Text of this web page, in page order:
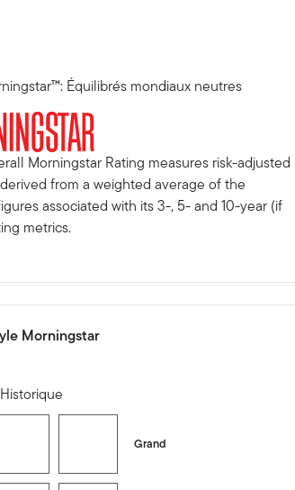
Équilibrés mondiaux neutres
Morningstar Rating measures risk-adjusted
from a weighted average of the
associated with its 3-, 5- and 10-year (if
metrics.
Morningstar
stylebox-title-sr-equity]
Historique
Grand